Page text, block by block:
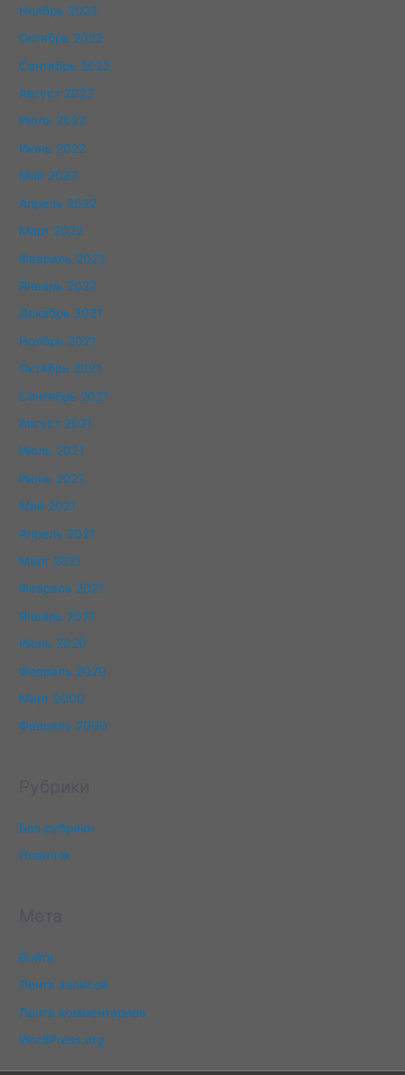
Ноябрь 2022
Октябрь 2022
Сентябрь 2022
Август 2022
Июль 2022
Июнь 2022
Май 2022
Апрель 2022
Март 2022
Февраль 2022
Январь 2022
Декабрь 2021
Ноябрь 2021
Октябрь 2021
Сентябрь 2021
Август 2021
Июль 2021
Июнь 2021
Май 2021
Апрель 2021
Март 2021
Февраль 2021
Январь 2021
Июнь 2020
Февраль 2020
Март 2000
Февраль 2000
Без рубрики
Новичок
Войти
Лента записей
Лента комментариев
WordPress.org